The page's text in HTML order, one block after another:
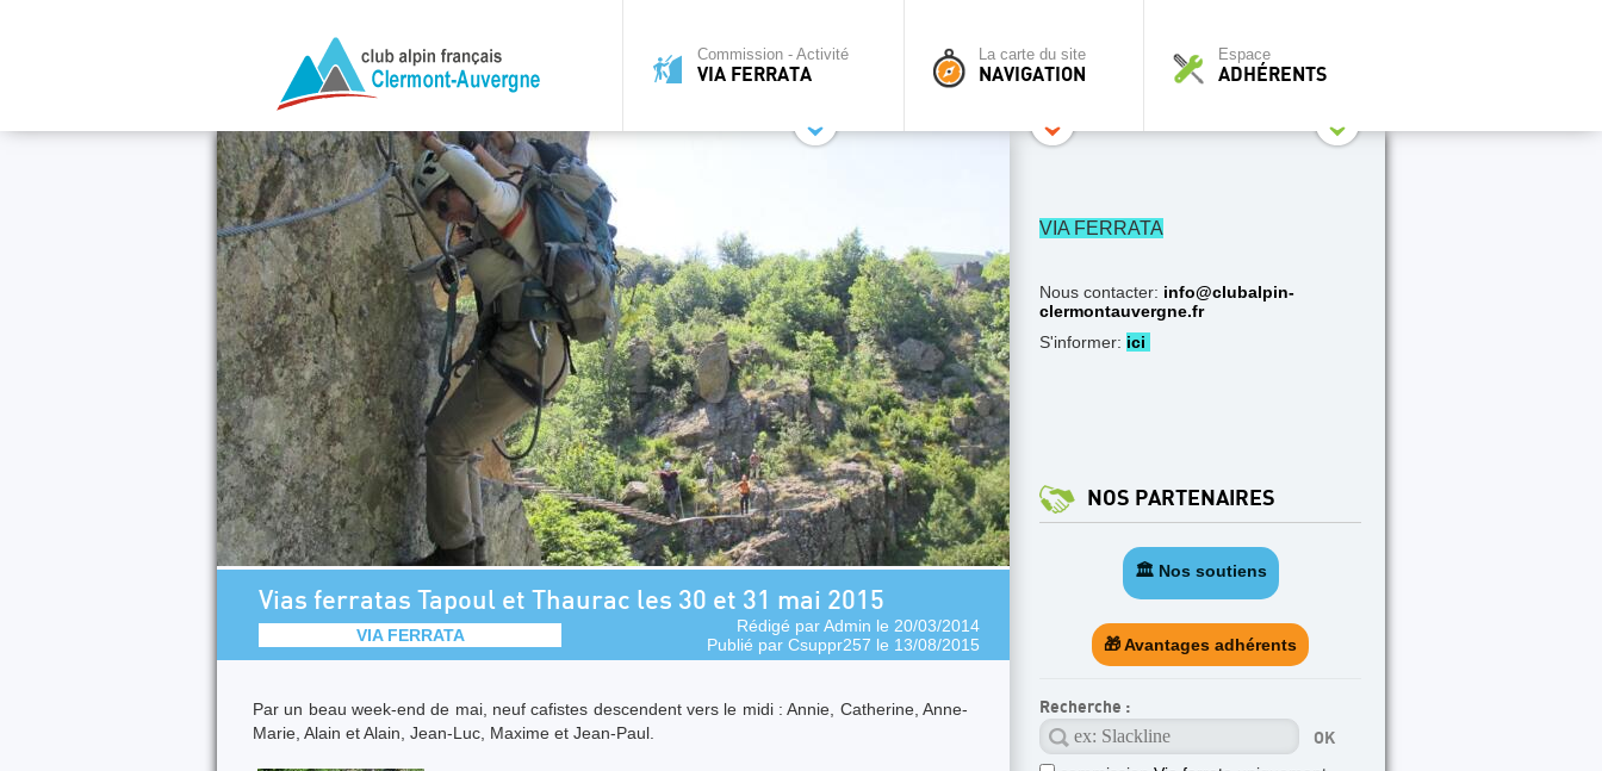
Commission - Activité
VIA FERRATA
La carte du site
NAVIGATION
Espace
ADHÉRENTS
Vias ferratas Tapoul et Thaurac les 30 et 31 mai 2015
VIA FERRATA Rédigé parAdmin le 20/03/2014
Publié par Csuppr257 le 13/08/2015
Par un beau week-end de mai, neuf cafistes descendent vers le midi : Annie, Catherine, Anne-
Marie, Alain et Alain, Jean-Luc, Maxime et Jean-Paul.
VIA FERRATA
Nous contacter: info@clubalpin-
clermontauvergne.fr
S'informer: ici
NOS PARTENAIRES
🏛️ Nos soutiens
🎁 Avantages adhérents
Recherche :